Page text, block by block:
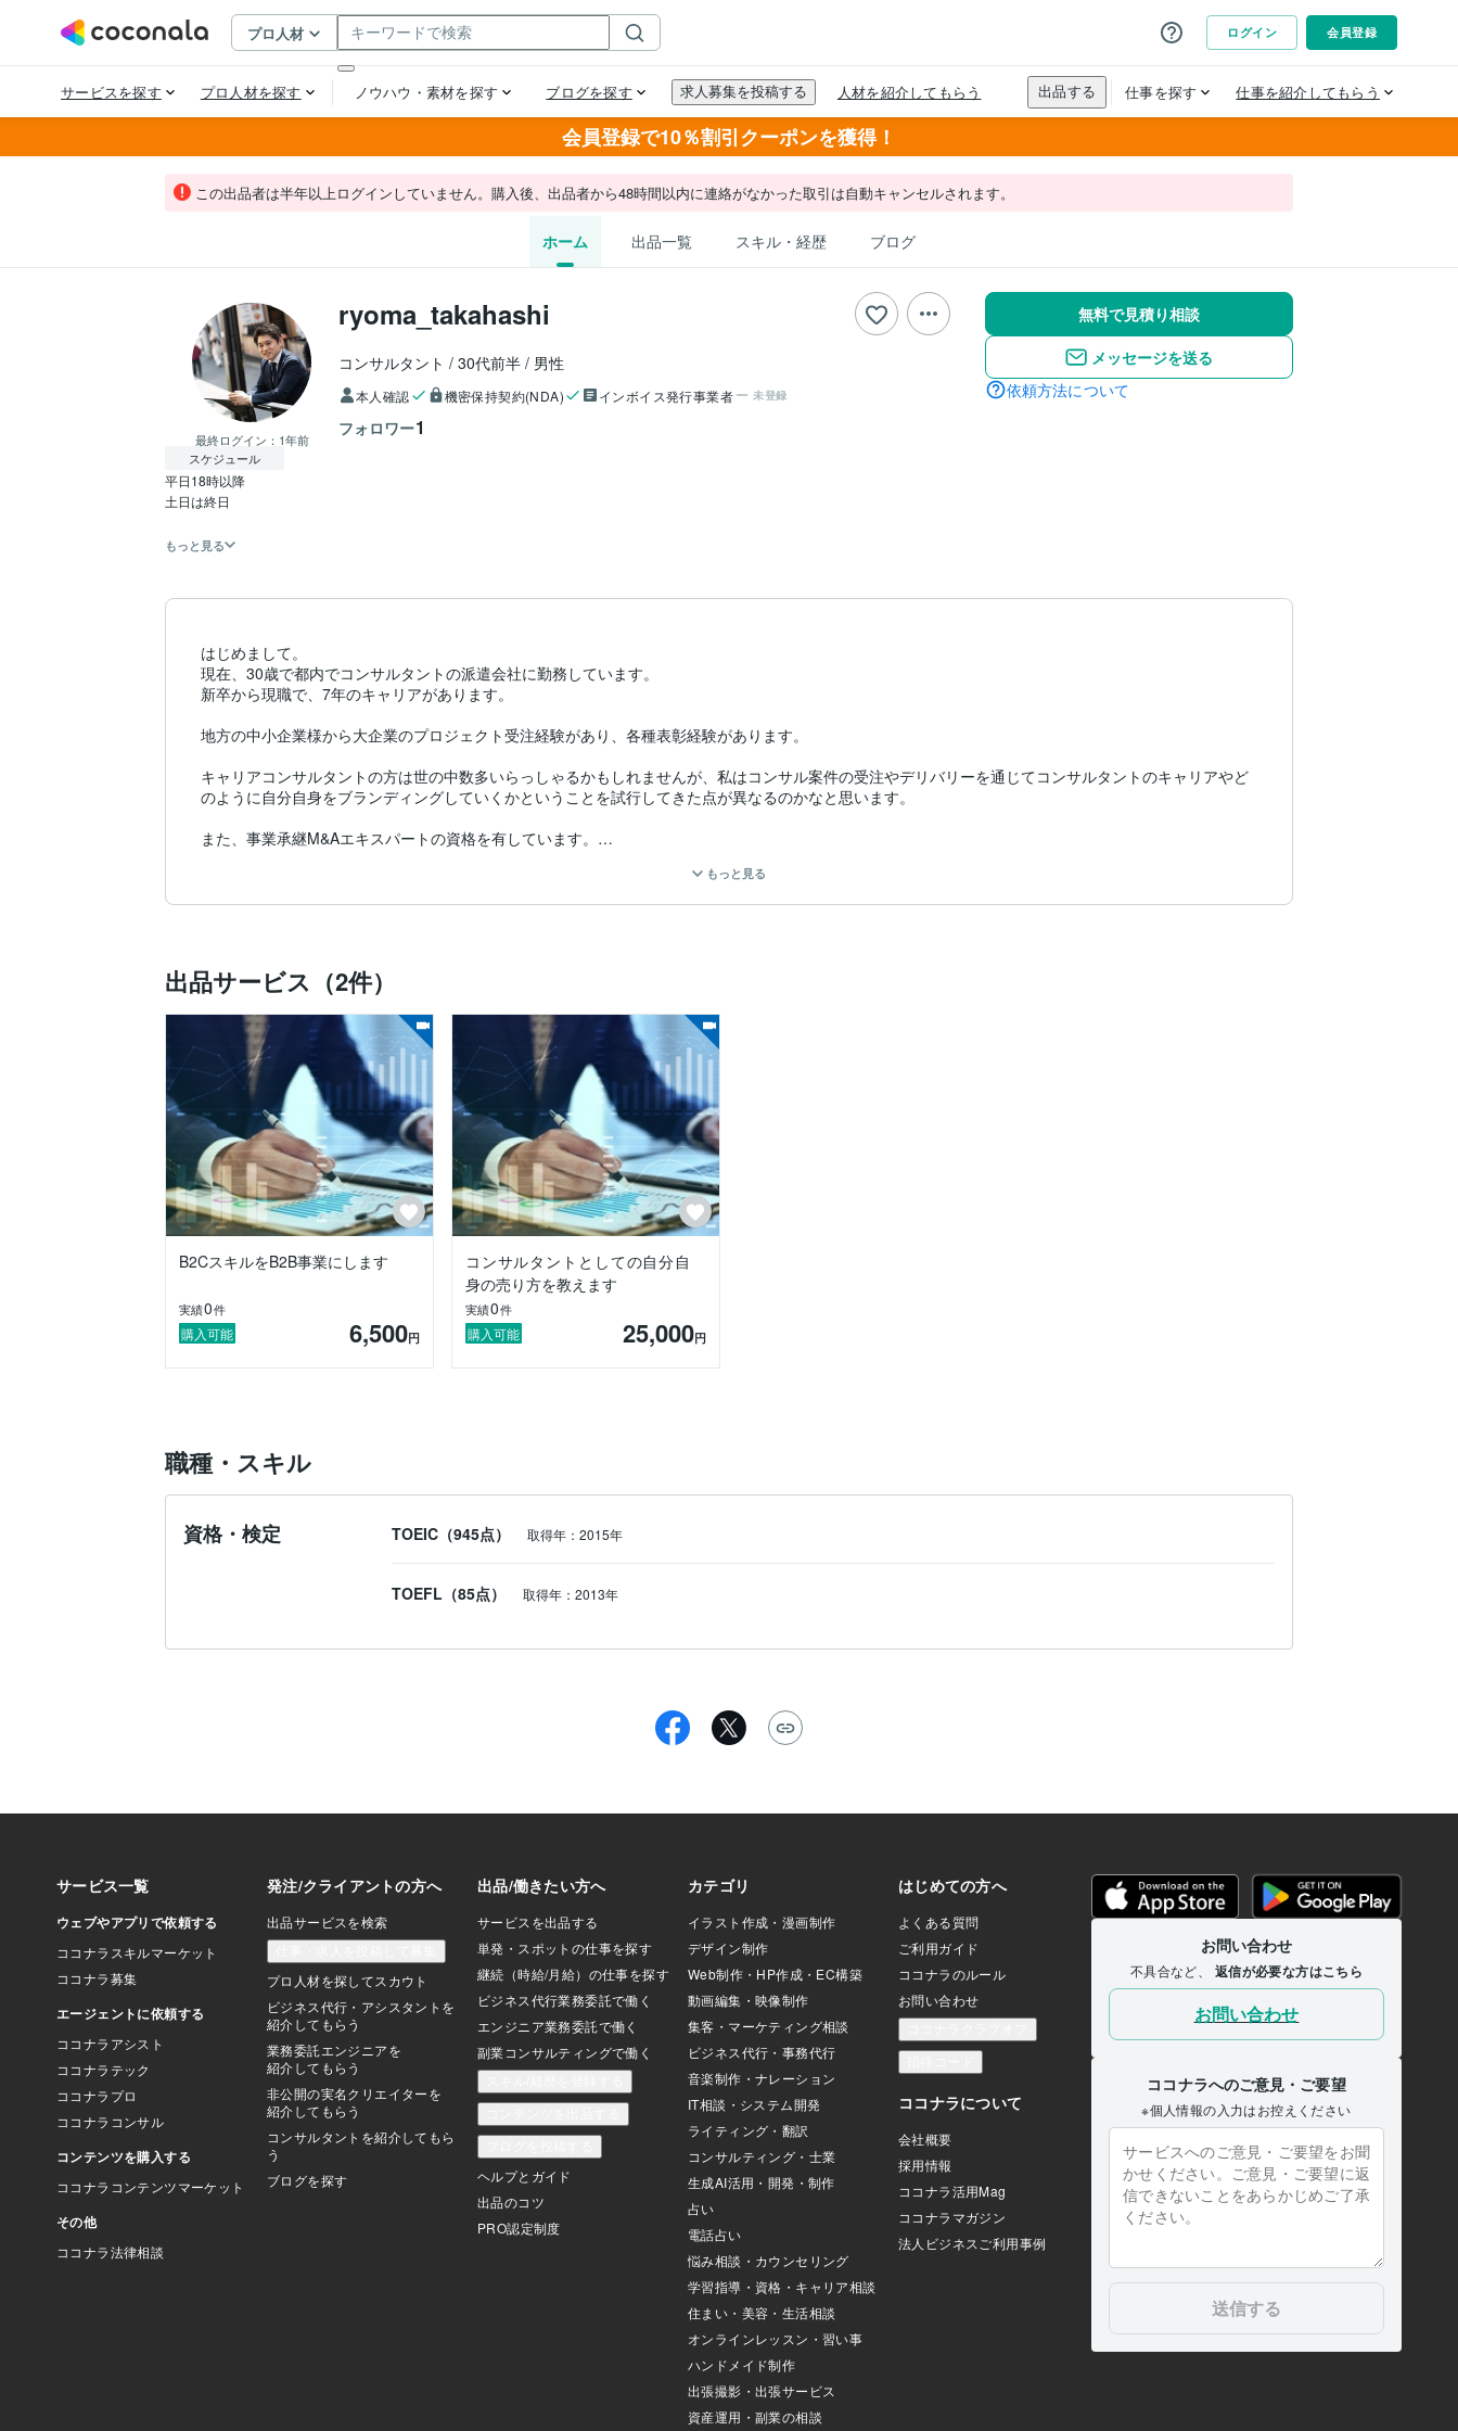
会員登録で10％割引クーポンを獲得！
この出品者は半年以上ログインしていません。購入後、出品者から48時間以内に連絡がなかった取引は自動キャンセルされます。
ホーム 出品一覧 スキル・経歴 ブログ
最終ログイン： 1年前
ryoma_takahashi
コンサルタント 30代前半 男性
本人確認 機密保持契約(NDA) インボイス発行事業者 未登録
フォロワー1
無料で見積り相談
メッセージを送る
依頼方法について
スケジュール
平日18時以降
土日は終日
もっと見る
はじめまして。
現在、30歳で都内でコンサルタントの派遣会社に勤務しています。
新卒から現職で、7年のキャリアがあります。
地方の中小企業様から大企業のプロジェクト受注経験があり、各種表彰経験があります。
キャリアコンサルタントの方は世の中数多いらっしゃるかもしれませんが、私はコンサル案件の受注やデリバリーを通じてコンサルタントのキャリアやど
のように自分自身をブランディングしていくかということを試行してきた点が異なるのかなと思います。
また、事業承継M&Aエキスパートの資格を有しています。
もっと見る
出品サービス（2件）
B2CスキルをB2B事業にします
実績0件
購入可能 6,500円
コンサルタントとしての自分自
身の売り方を教えます
実績0件
購入可能 25,000円
職種・スキル
資格・検定 TOEIC（945点） 取得年：2015年
TOEFL（85点） 取得年：2013年